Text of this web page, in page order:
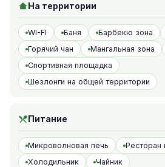
На территории
WI-FI Баня Барбекю зона
Горячий чан
Мангальная зона
Спортивная площадка
Шезлонги на общей территории
Питание
Микроволновая печь
Ресторан
Холодильник
Чайник